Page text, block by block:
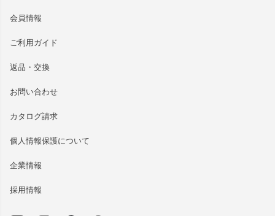
会員情報
ご利用ガイド
返品・交換
お問い合わせ
カタログ請求
個人情報保護について
企業情報
採用情報